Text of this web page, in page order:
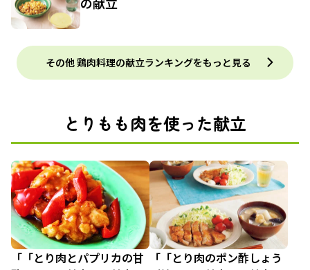
その他 鶏肉料理の献立ランキングをもっと見る
とりもも肉を使った献立
「「とり肉とパプリカの甘
「「とり肉のポン酢しょう